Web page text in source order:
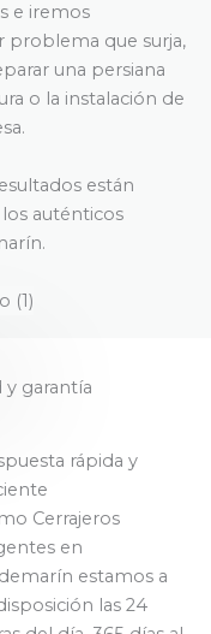
e iremos
problema que surja,
una persiana
o la instalación de
están
auténticos
y garantía
rápida y
Cerrajeros
en
estamos a
las 24